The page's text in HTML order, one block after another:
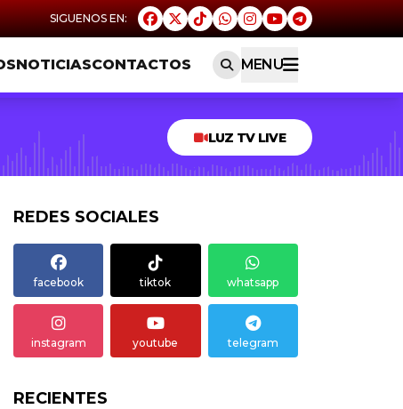
NOTICIASCONTACTOS MENU
LUZ TV LIVE
REDES SOCIALES
facebook tiktok whatsapp
instagram youtube telegram
RECIENTES